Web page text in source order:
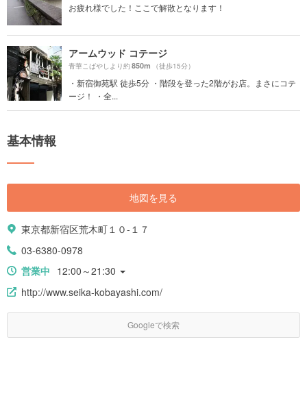
お疲れ様でした！ここで解散となります！
アームウッド コテージ
青華こばやしより約850m （徒歩15分）
・新宿御苑駅 徒歩5分 ・階段を登った2階がお店。まさにコテ
ージ！ ・全...
基本情報
地図を見る
東京都新宿区荒木町１０-１７
03-6380-0978
営業中 12:00～21:30
http://www.seika-kobayashi.com/
Googleで検索